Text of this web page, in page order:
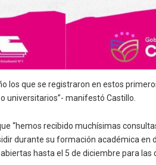
los que se registraron en estos
universitarios”- manifestó Castillo.
“hemos recibido muchísimas
durante su formación académica en
hasta el 5 de diciembre para